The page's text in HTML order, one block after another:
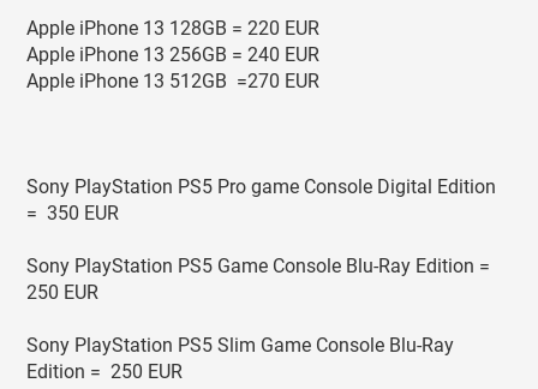
Apple iPhone 13 128GB = 220 EUR
Apple iPhone 13 256GB = 240 EUR
Apple iPhone 13 512GB =270 EUR
Sony PlayStation PS5 Pro game Console Digital Edition
= 350 EUR
Sony PlayStation PS5 Game Console Blu-Ray Edition =
250 EUR
Sony PlayStation PS5 Slim Game Console Blu-Ray
Edition = 250 EUR